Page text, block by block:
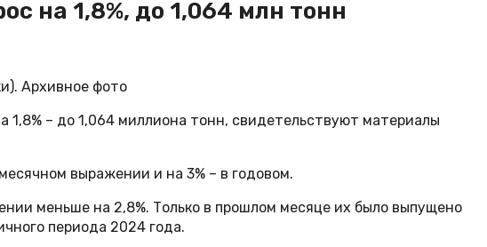
на 1,8%, до 1,064 млн тонн
Архивное фото
1,8% – до 1,064 миллиона тонн, свидетельствуют материалы
выражении и на 3% – в годовом.
меньше на 2,8%. Только в прошлом месяце их было выпущено
периода 2024 года.